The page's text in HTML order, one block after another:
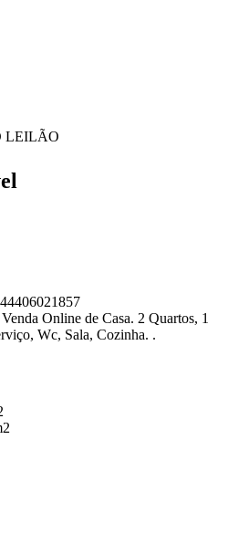
LEILÃO
Online de Casa. 2 Quartos, 1
Wc, Sala, Cozinha. .